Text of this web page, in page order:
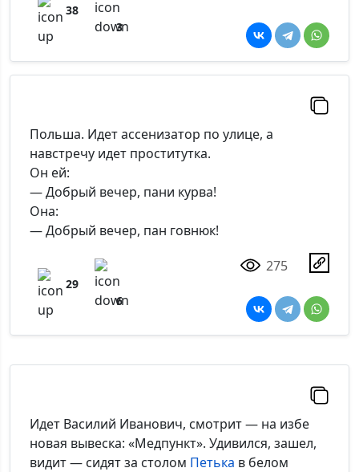
38
3
Польша. Идет ассенизатор по улице, а
навстречу идет проститутка.
Он ей:
— Добрый вечер, пани курва!
Она:
— Добрый вечер, пан говнюк!
29
6
275
Идет Василий Иванович, смотрит — на избе
новая вывеска: «Медпункт». Удивился, зашел,
видит — сидят за столом Петька в белом